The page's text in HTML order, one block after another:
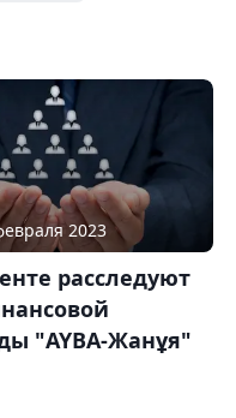
2023
расследуют
"AYBA-Жанұя"